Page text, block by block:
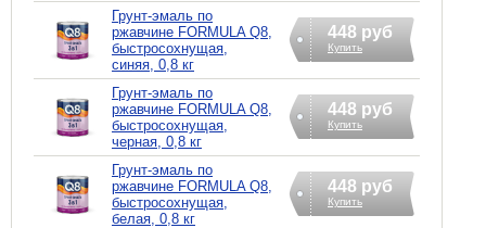
Грунт-эмаль по
ржавчине FORMULA Q8,
быстросохнущая,
синяя, 0,8 кг
448 руб
Купить
Грунт-эмаль по
ржавчине FORMULA Q8,
быстросохнущая,
черная, 0,8 кг
448 руб
Купить
Грунт-эмаль по
ржавчине FORMULA Q8,
быстросохнущая,
белая, 0,8 кг
448 руб
Купить